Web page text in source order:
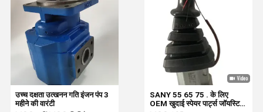
हमारे बारे में
SANY 55 65 75 . के लिए
OEM खुदाई स्पेयर पार्ट्स जॉयस्टिक
उच्च दक्षता उत्खनन गति इंजन पंप 3
महीने की वारंटी